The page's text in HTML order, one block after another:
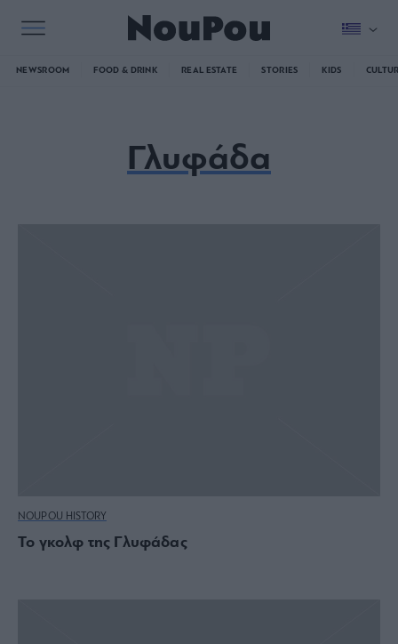
NEWSROOM FOOD & DRINK REAL ESTATE STORIES KIDS
Γλυφάδα
NOUPOU HISTORY
Το γκολφ της Γλυφάδας